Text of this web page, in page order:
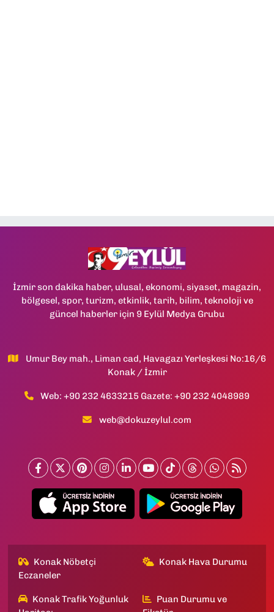
İzmir son dakika haber, ulusal, ekonomi, siyaset, magazin,
bölgesel, spor, turizm, etkinlik, tarih, bilim, teknoloji ve
güncel haberler için 9 Eylül Medya Grubu
Umur Bey mah., Liman cad, Havagazı Yerleşkesi No:16/6
Konak / İzmir
Web: +90 232 4633215 Gazete: +90 232 4048989
web@dokuzeylul.com
Konak Nöbetçi
Eczaneler
Konak Hava Durumu
Konak Trafik Yoğunluk
Puan Durumu ve